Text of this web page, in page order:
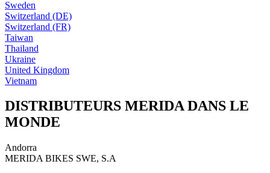
Sweden
Switzerland (DE)
Switzerland (FR)
Taiwan
Thailand
Ukraine
United Kingdom
Vietnam
DISTRIBUTEURS MERIDA DANS LE
MONDE
Andorra
MERIDA BIKES SWE, S.A